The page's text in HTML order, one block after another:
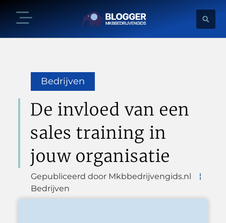
Bedrijven
De invloed van een
sales training in
jouw organisatie
Gepubliceerd door Mkbbedrijvengids.nl
Bedrijven